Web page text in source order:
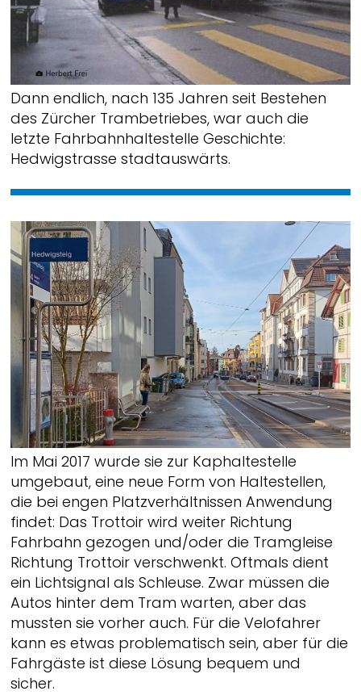
Dann endlich, nach 135 Jahren seit Bestehen
des Zürcher Trambetriebes, war auch die
letzte Fahrbahnhaltestelle Geschichte:
Hedwigstrasse stadtauswärts.
Im Mai 2017 wurde sie zur Kaphaltestelle
umgebaut, eine neue Form von Haltestellen,
die bei engen Platzverhältnissen Anwendung
findet: Das Trottoir wird weiter Richtung
Fahrbahn gezogen und/oder die Tramgleise
Richtung Trottoir verschwenkt. Oftmals dient
ein Lichtsignal als Schleuse. Zwar müssen die
Autos hinter dem Tram warten, aber das
mussten sie vorher auch. Für die Velofahrer
kann es etwas problematisch sein, aber für die
Fahrgäste ist diese Lösung bequem und
sicher.